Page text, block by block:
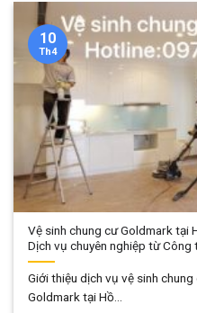
Vệ sinh chung cư Goldmark tại
Dịch vụ chuyên nghiệp từ Công
Giới thiệu dịch vụ vệ sinh
Goldmark tại Hồ...
10
Th4